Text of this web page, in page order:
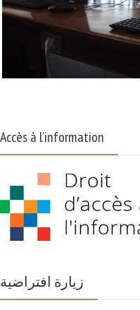
Accès à l’information
زيارة افتراضية